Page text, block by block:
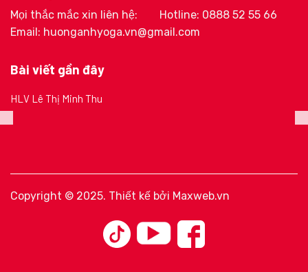
Mọi thắc mắc xin liên hệ:
Hotline: 0888 52 55 66
Email: huonganhyoga.vn@gmail.com
Bài viết gần đây
HLV Lê Thị Minh Thu
Copyright © 2025. Thiết kế bởi Maxweb.vn